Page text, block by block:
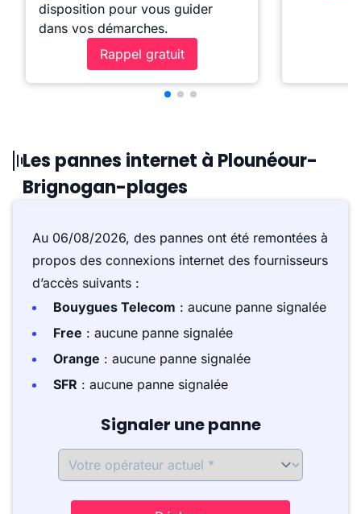
disposition pour vous guider
dans vos démarches.
Rappel gratuit
Les pannes internet à Plounéour-
Brignogan-plages
Au 06/08/2026, des pannes ont été remontées à
propos des connexions internet des fournisseurs
d’accès suivants :
Bouygues Telecom : aucune panne signalée
Free : aucune panne signalée
Orange : aucune panne signalée
SFR : aucune panne signalée
Signaler une panne